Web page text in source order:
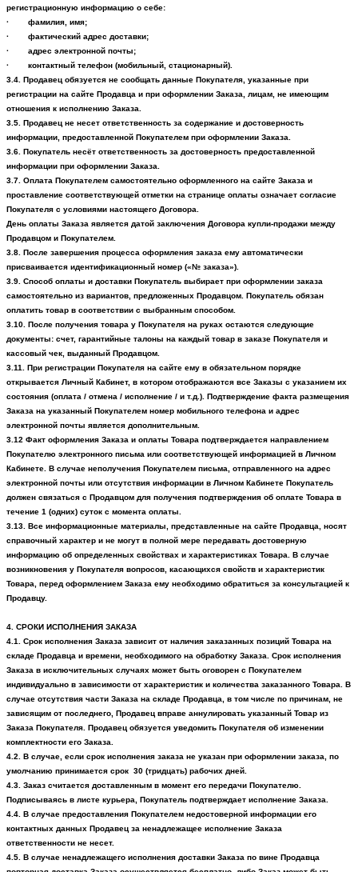
регистрационную информацию о себе:
·
фамилия, имя;
·
фактический адрес доставки;
·
адрес электронной почты;
·
контактный телефон (мобильный, стационарный).
3.4. Продавец обязуется не сообщать данные Покупателя, указанные при
регистрации на сайте Продавца и при оформлении Заказа, лицам, не имеющим
отношения к исполнению Заказа.
3.5. Продавец не несет ответственность за содержание и достоверность
информации, предоставленной Покупателем при оформлении Заказа.
3.6. Покупатель несёт ответственность за достоверность предоставленной
информации при оформлении Заказа.
3.7. Оплата Покупателем самостоятельно оформленного на сайте Заказа и
проставление соответствующей отметки на странице оплаты означает согласие
Покупателя с условиями настоящего Договора.
День оплаты Заказа является датой заключения Договора купли-продажи между
Продавцом и Покупателем.
3.8. После завершения процесса оформления заказа ему автоматически
присваивается идентификационный номер («№ заказа»).
3.9. Способ оплаты и доставки Покупатель выбирает при оформлении заказа
самостоятельно из вариантов, предложенных Продавцом. Покупатель обязан
оплатить товар в соответствии с выбранным способом.
3.10. После получения товара у Покупателя на руках остаются следующие
документы: счет, гарантийные талоны на каждый товар в заказе Покупателя и
кассовый чек, выданный Продавцом.
3.11. При регистрации Покупателя на сайте ему в обязательном порядке
открывается Личный Кабинет, в котором отображаются все Заказы с указанием их
состояния (оплата / отмена / исполнение / и т.д.). Подтверждение факта размещения
Заказа на указанный Покупателем номер мобильного телефона и адрес
электронной почты является дополнительным.
3.12 Факт оформления Заказа и оплаты Товара подтверждается направлением
Покупателю электронного письма или соответствующей информацией в Личном
Кабинете. В случае неполучения Покупателем письма, отправленного на адрес
электронной почты или отсутствия информации в Личном Кабинете Покупатель
должен связаться с Продавцом для получения подтверждения об оплате Товара в
течение 1 (одних) суток с момента оплаты.
3.13. Все информационные материалы, представленные на сайте Продавца, носят
справочный характер и не могут в полной мере передавать достоверную
информацию об определенных свойствах и характеристиках Товара. В случае
возникновения у Покупателя вопросов, касающихся свойств и характеристик
Товара, перед оформлением Заказа ему необходимо обратиться за консультацией к
Продавцу.
4. СРОКИ ИСПОЛНЕНИЯ ЗАКАЗА
4.1. Срок исполнения Заказа зависит от наличия заказанных позиций Товара на
складе Продавца и времени, необходимого на обработку Заказа. Срок исполнения
Заказа в исключительных случаях может быть оговорен с Покупателем
индивидуально в зависимости от характеристик и количества заказанного Товара. В
случае отсутствия части Заказа на складе Продавца, в том числе по причинам, не
зависящим от последнего, Продавец вправе аннулировать указанный Товар из
Заказа Покупателя. Продавец обязуется уведомить Покупателя об изменении
комплектности его Заказа.
4.2. В случае, если срок исполнения заказа не указан при оформлении заказа, по
умолчанию принимается срок 30 (тридцать) рабочих дней.
4.3. Заказ считается доставленным в момент его передачи Покупателю.
Подписываясь в листе курьера, Покупатель подтверждает исполнение Заказа.
4.4. В случае предоставления Покупателем недостоверной информации его
контактных данных Продавец за ненадлежащее исполнение Заказа
ответственности не несет.
4.5. В случае ненадлежащего исполнения доставки Заказа по вине Продавца